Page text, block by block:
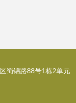
蜀锦路88号1栋2单元